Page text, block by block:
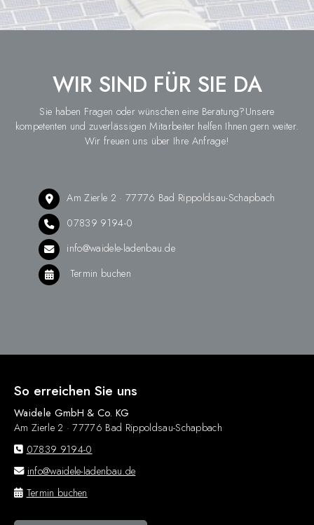
WIR SIND FÜR SIE DA
Sie haben Fragen oder wünschen eine Beratung?Unsere
kompetenten und zuverlässigen Mitarbeiter helfen Ihnen gern weiter.
Wir freuen uns über Ihre Anfrage!
Am Zierle 2 · 77776 Bad Rippoldsau-Schapbach
07839 9194-0
info@waidele-ladenbau.de
Termin buchen
So erreichen Sie uns
Waidele GmbH & Co. KG
Am Zierle 2 · 77776 Bad Rippoldsau-Schapbach
07839 9194-0
info@waidele-ladenbau.de
Termin buchen